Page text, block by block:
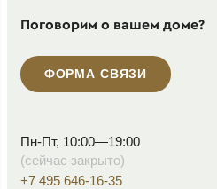
Поговорим о вашем доме?
ФОРМА СВЯЗИ
Пн-Пт, 10:00—19:00
(сейчас закрыто)
+7 495 646-16-35